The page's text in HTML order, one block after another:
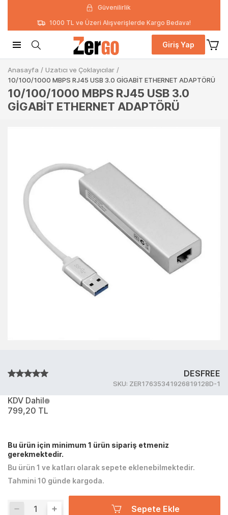
Güvenilirlik
1000 TL ve Üzeri Alışverişlerde Kargo Bedava!
Giriş Yap
Anasayfa / Uzatıcı ve Çoklayıcılar /
10/100/1000 MBPS RJ45 USB 3.0 GİGABİT ETHERNET ADAPTÖRÜ
10/100/1000 MBPS RJ45 USB 3.0
GİGABİT ETHERNET ADAPTÖRÜ
DESFREE
SKU: ZER17635341926819128D-1
KDV Dahil
799,20 TL
Bu ürün için minimum 1 ürün sipariş etmeniz
gerekmektedir.
Bu ürün 1 ve katları olarak sepete eklenebilmektedir.
Tahmini 10 günde kargoda.
Sepete Ekle